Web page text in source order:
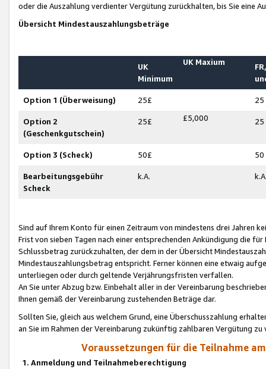
oder die Auszahlung verdienter Vergütung zurückhalten, bis Sie
Übersicht Mindestauszahlungsbeträge
UK
Minimum
UK Maxium
Option 1 (Überweisung) 25£ 25
Option 2
(Geschenkgutschein)
25£ £5,000 25
Option 3 (Scheck) 50£ 50
Bearbeitungsgebühr
Scheck
k.A.
Sind auf Ihrem Konto für einen Zeitraum von mindestens drei Jahren
Frist von sieben Tagen nach einer entsprechenden Ankündigung die
Schlussbetrag zurückzuhalten, der dem in der Übersicht
Mindestauszahlungsbetrag entspricht. Ferner können eine etwaig
unterliegen oder durch geltende Verjährungsfristen verfallen.
An Sie unter Abzug bzw. Einbehalt aller in der Vereinbarung
Ihnen gemäß der Vereinbarung zustehenden Beträge dar.
Sollten Sie, gleich aus welchem Grund, eine Überschusszahlung
an Sie im Rahmen der Vereinbarung zukünftig zahlbaren Vergütung zu
Voraussetzungen für die Teilnahme
1. Anmeldung und Teilnahmeberechtigung